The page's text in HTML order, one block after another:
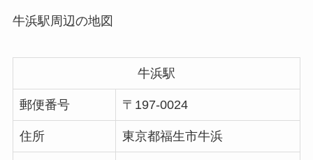
牛浜駅周辺の地図
牛浜駅
郵便番号 〒197-0024
住所 東京都福生市牛浜